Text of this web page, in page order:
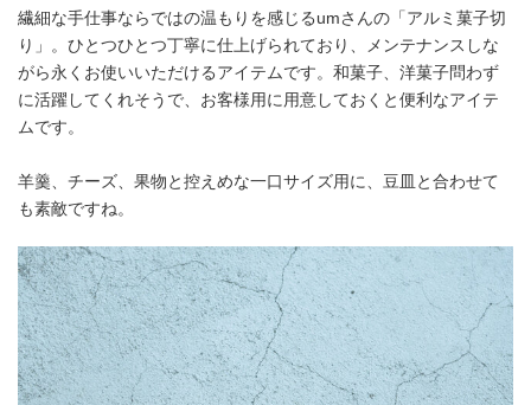
繊細な手仕事ならではの温もりを感じるumさんの「アルミ菓子切
り」。ひとつひとつ丁寧に仕上げられており、メンテナンスしな
がら永くお使いいただけるアイテムです。和菓子、洋菓子問わず
に活躍してくれそうで、お客様用に用意しておくと便利なアイテ
ムです。
羊羹、チーズ、果物と控えめな一口サイズ用に、豆皿と合わせて
も素敵ですね。